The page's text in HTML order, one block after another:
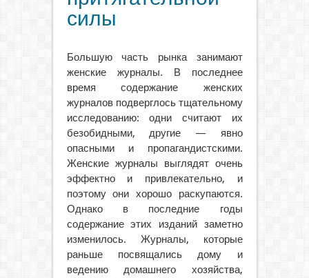
силы
Большую часть рынка занимают
женские журналы. В последнее
время содержание женских
журналов подверглось тщательному
исследованию: одни считают их
безобидными, другие — явно
опасными и пропагандистскими.
Женские журналы выглядят очень
эффектно и привлекательно, и
поэтому они хорошо раскупаются.
Однако в последние годы
содержание этих изданий заметно
изменилось. Журналы, которые
раньше посвящались дому и
ведению домашнего хозяйства,